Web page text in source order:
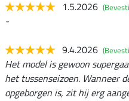
1.5.2026
-
9.4.2026
Het model is gewoon
het tussenseizoen. Wanneer
opgeborgen is, zit hij erg